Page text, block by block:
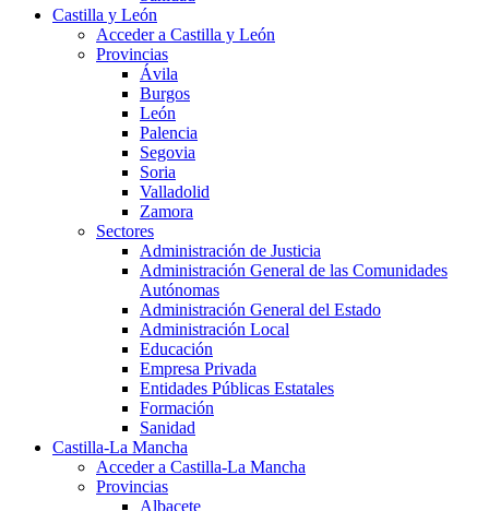
Castilla y León
Acceder a Castilla y León
Provincias
Ávila
Burgos
León
Palencia
Segovia
Soria
Valladolid
Zamora
Sectores
Administración de Justicia
Administración General de las Comunidades
Autónomas
Administración General del Estado
Administración Local
Educación
Empresa Privada
Entidades Públicas Estatales
Formación
Sanidad
Castilla-La Mancha
Acceder a Castilla-La Mancha
Provincias
Albacete